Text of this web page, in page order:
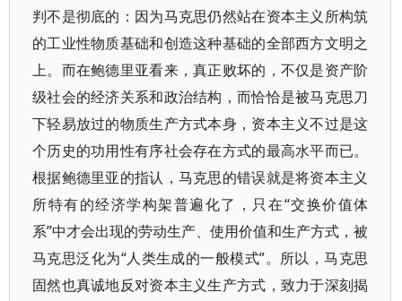
判不是彻底的：因为马克思仍然站在资本主义所构筑
的工业性物质基础和创造这种基础的全部西方文明之
上。而在鲍德里亚看来，真正败坏的，不仅是资产阶
级社会的经济关系和政治结构，而恰恰是被马克思刀
下轻易放过的物质生产方式本身，资本主义不过是这
个历史的功用性有序社会存在方式的最高水平而已。
根据鲍德里亚的指认，马克思的错误就是将资本主义
所特有的经济学构架普遍化了，只在“交换价值体
系”中才会出现的劳动生产、使用价值和生产方式，被
马克思泛化为“人类生成的一般模式”。所以，马克思
固然也真诚地反对资本主义生产方式，致力于深刻揭